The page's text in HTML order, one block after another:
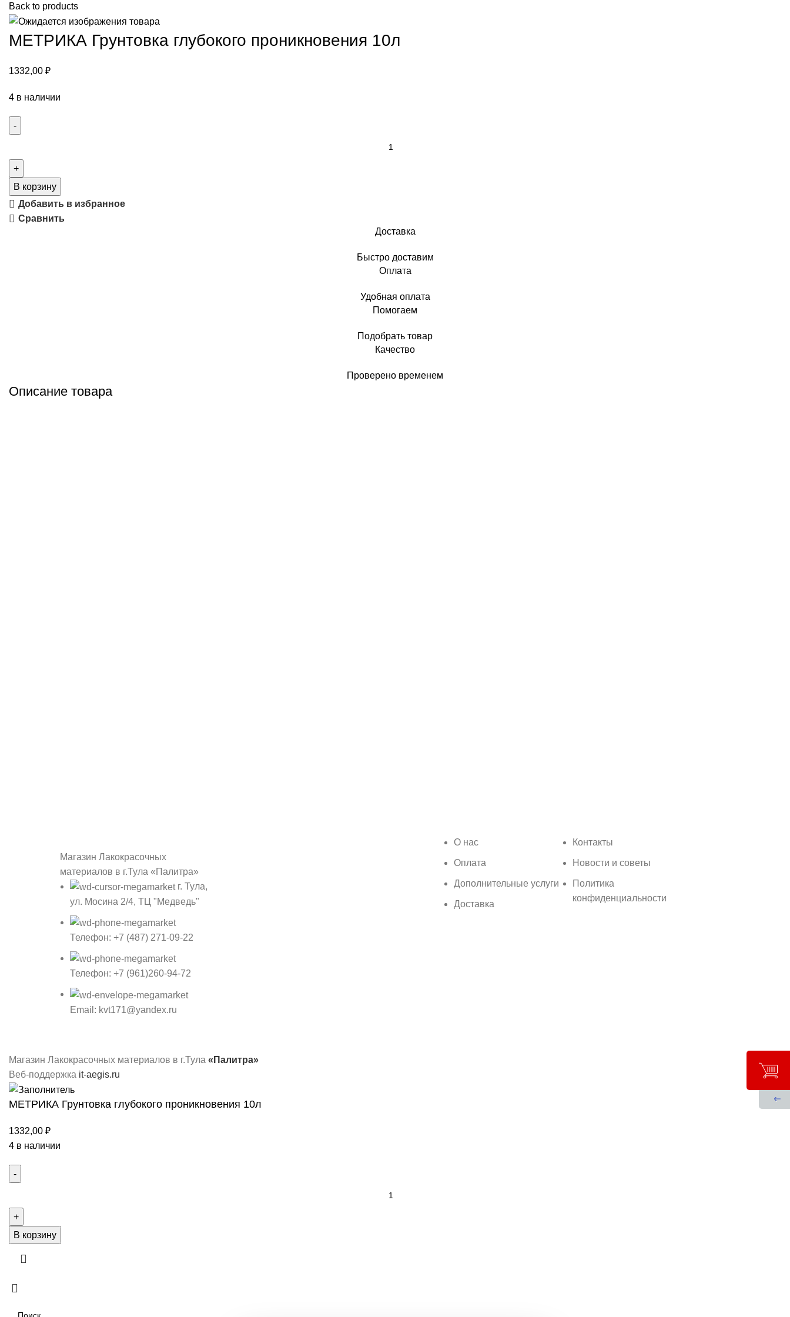
Back to products
МЕТРИКА Грунтовка глубокого проникновения 10л
1332,00 ₽
4 в наличии
В корзину
Добавить в избранное
Сравнить
Доставка
Быстро доставим
Оплата
Удобная оплата
Помогаем
Подобрать товар
Качество
Проверено временем
Описание товара
Магазин Лакокрасочных
материалов в г.Тула «Палитра»
г. Тула,
ул. Мосина 2/4, ТЦ "Медведь"
Телефон: +7 (487) 271-09-22
Телефон: +7 (961)260-94-72
Email: kvt171@yandex.ru
О нас
Оплата
Дополнительные услуги
Доставка
Контакты
Новости и советы
Политика
конфиденциальности
Магазин Лакокрасочных материалов в г.Тула «Палитра»
Веб-поддержка it-aegis.ru
МЕТРИКА Грунтовка глубокого проникновения 10л
1332,00 ₽
4 в наличии
В корзину